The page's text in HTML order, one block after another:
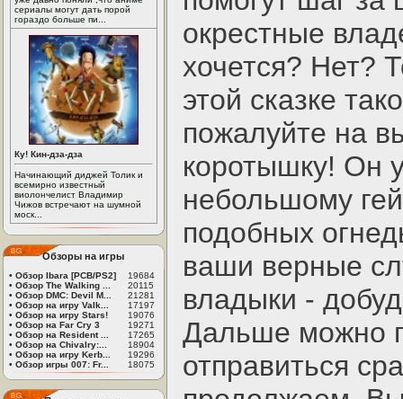
сериалы могут дать порой
гораздо больше пи...
Ку! Кин-дза-дза
Начинающий диджей Толик и
всемирно известный
виолончелист Владимир
Чижов встречают на шумной
моск...
Обзоры на игры
• Обзор Ibara [PCB/PS2]
19684
• Обзор The Walking ...
20115
• Обзор DMC: Devil M...
21281
• Обзор на игру Valk...
17197
• Обзор на игру Stars!
19076
• Обзор на Far Cry 3
19271
• Обзор на Resident ...
17265
• Обзор на Chivalry:...
18904
• Обзор на игру Kerb...
19296
• Обзор игры 007: Fr... 18075
окрестные
хочется? Нет?
этой сказке
пожалуйте на
коротышку! Он
небольшому
подобных
ваши верные
владыки -
Дальше можно
отправиться